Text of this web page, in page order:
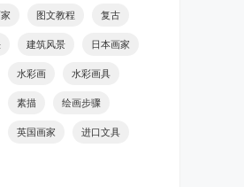
图文教程 复古
建筑风景 日本画家
水彩画 水彩画具
素描 绘画步骤
英国画家 进口文具